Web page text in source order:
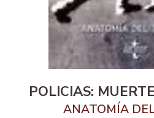
POLICIAS:
ANATOMÍA